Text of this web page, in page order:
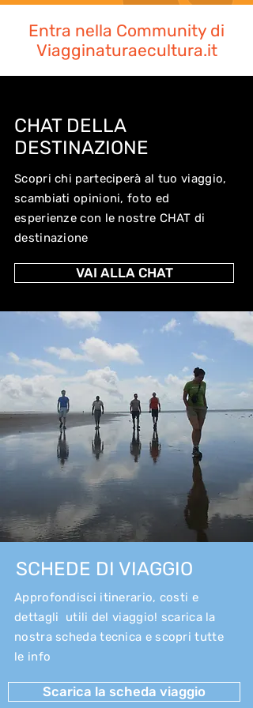
Ambientali Escursionistiche n°
PI750
Entra nella Community di
Viagginaturaecultura.it
CHAT DELLA
DESTINAZIONE
Scopri chi parteciperà al tuo viaggio,
scambiati opinioni, foto ed
esperienze con le nostre CHAT di
destinazione
VAI ALLA CHAT
SCHEDE DI VIAGGIO
Approfondisci itinerario, costi e
dettagli utili del viaggio! scarica la
nostra scheda tecnica e scopri tutte
le info
Scarica la scheda viaggio